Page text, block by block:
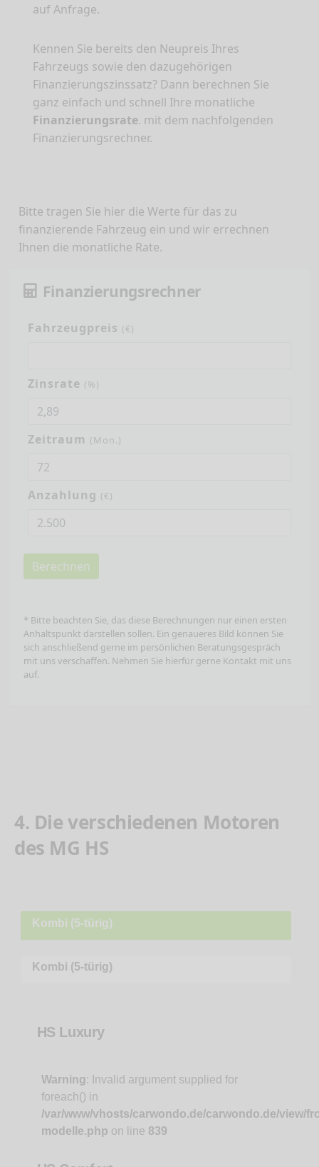
auf Anfrage.
Kennen Sie bereits den Neupreis Ihres
Fahrzeugs sowie den dazugehörigen
Finanzierungszinssatz? Dann berechnen Sie
ganz einfach und schnell Ihre monatliche
Finanzierungsrate. mit dem nachfolgenden
Finanzierungsrechner.
Bitte tragen Sie hier die Werte für das zu
finanzierende Fahrzeug ein und wir errechnen
Ihnen die monatliche Rate.
Finanzierungsrechner
Fahrzeugpreis (€)
Zinsrate (%)
Zeitraum (Mon.)
Anzahlung (€)
Berechnen
* Bitte beachten Sie, das diese Berechnungen nur einen ersten
Anhaltspunkt darstellen sollen. Ein genaueres Bild können Sie
sich anschließend gerne im persönlichen Beratungsgespräch
mit uns verschaffen. Nehmen Sie hierfür gerne Kontakt mit uns
auf.
4. Die verschiedenen Motoren
des MG HS
Kombi (5-türig)
Kombi (5-türig)
HS Luxury
Warning: Invalid argument supplied for
foreach() in
/var/www/vhosts/carwondo.de/carwondo.de/view/
modelle.php on line 839